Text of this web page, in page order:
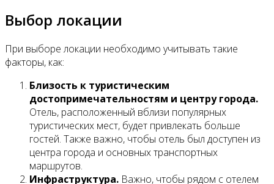
Выбор локации
При выборе локации необходимо учитывать такие
факторы, как:
Близость к туристическим
достопримечательностям и центру города.
Отель, расположенный вблизи популярных
туристических мест, будет привлекать больше
гостей. Также важно, чтобы отель был доступен из
центра города и основных транспортных
маршрутов.
Инфраструктура. Важно, чтобы рядом с отелем